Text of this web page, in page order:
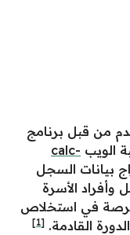
من قبل برنامج
الويب calc-
بيانات السجل
وأفراد الأسرة
في استخلاص
القادمة. [1]